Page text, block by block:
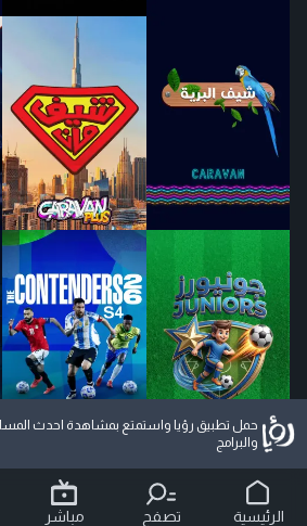
حمل تطبيق رؤيا واستمتع بمشاهدة احدث
والبرامج
الرئيسية تصفح مباشر